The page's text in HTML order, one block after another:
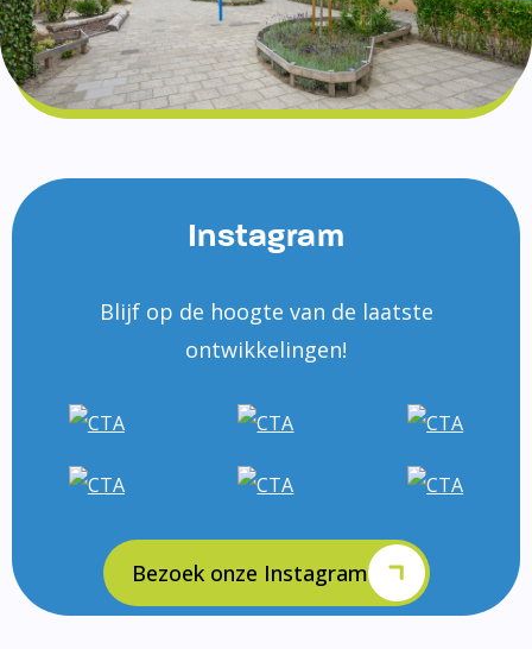
Instagram
Blijf op de hoogte van de laatste
ontwikkelingen!
Bezoek onze Instagram